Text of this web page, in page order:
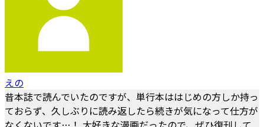
えの
昔本誌で読んでいたのですが、単行本ははじめの方しか持っ
ておらず、久しぶりに読み返したら続きが気になって仕方が